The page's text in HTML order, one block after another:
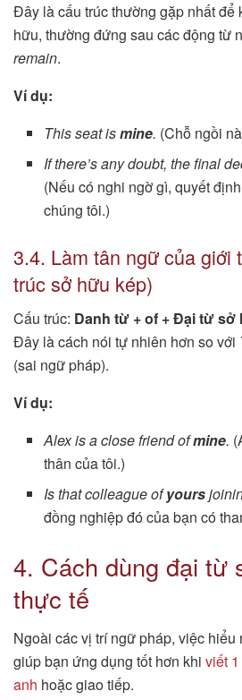
Đây là cấu trúc thường gặp nhất để
hữu, thường đứng sau các động từ
remain.
Ví dụ:
This seat ismine. (Chỗ ngồi
If there’s any doubt, the final
(Nếu có nghi ngờ gì, quyết
chúng tôi.)
3.4. Làm tân ngữ của giới
trúc sở hữu kép)
Cấu trúc: Danh từ + of + Đại từ sở
Đây là cách nói tự nhiên hơn so với
(sai ngữ pháp).
Ví dụ:
Alex is a close friend ofmine.
thân của tôi.)
Is that colleague ofyours
đồng nghiệp đó của bạn có
4. Cách dùng đại từ
thực tế
Ngoài các vị trí ngữ pháp, việc
giúp bạn ứng dụng tốt hơn khi viết
anh hoặc giao tiếp.